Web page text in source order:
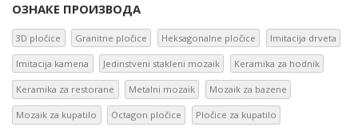
ОЗНАКЕ ПРОИЗВОДА
3D pločice Granitne pločice Heksagonalne pločice Imitacija drveta
Imitacija kamena Jedinstveni stakleni mozaik Keramika za hodnik
Keramika za restorane Metalni mozaik Mozaik za bazene
Mozaik za kupatilo Octagon pločice Pločice za kupatilo